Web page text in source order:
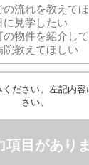
ください。左記内
さい。
項目があり